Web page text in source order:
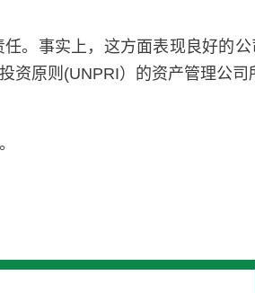
。事实上，这方面表现良好的
原则(UNPRI）的资产管理公司